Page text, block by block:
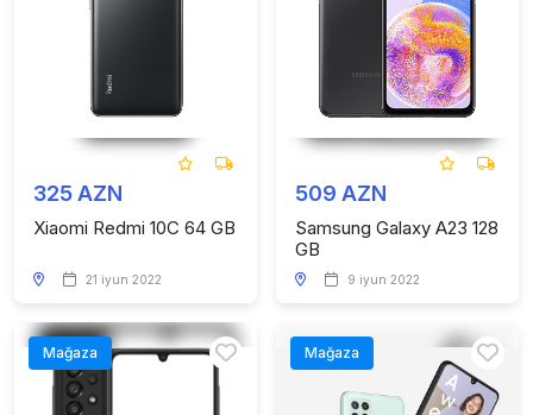
325 AZN
Xiaomi Redmi 10C 64 GB
21 iyun 2022
509 AZN
Samsung Galaxy A23 128
GB
9 iyun 2022
Mağaza Mağaza